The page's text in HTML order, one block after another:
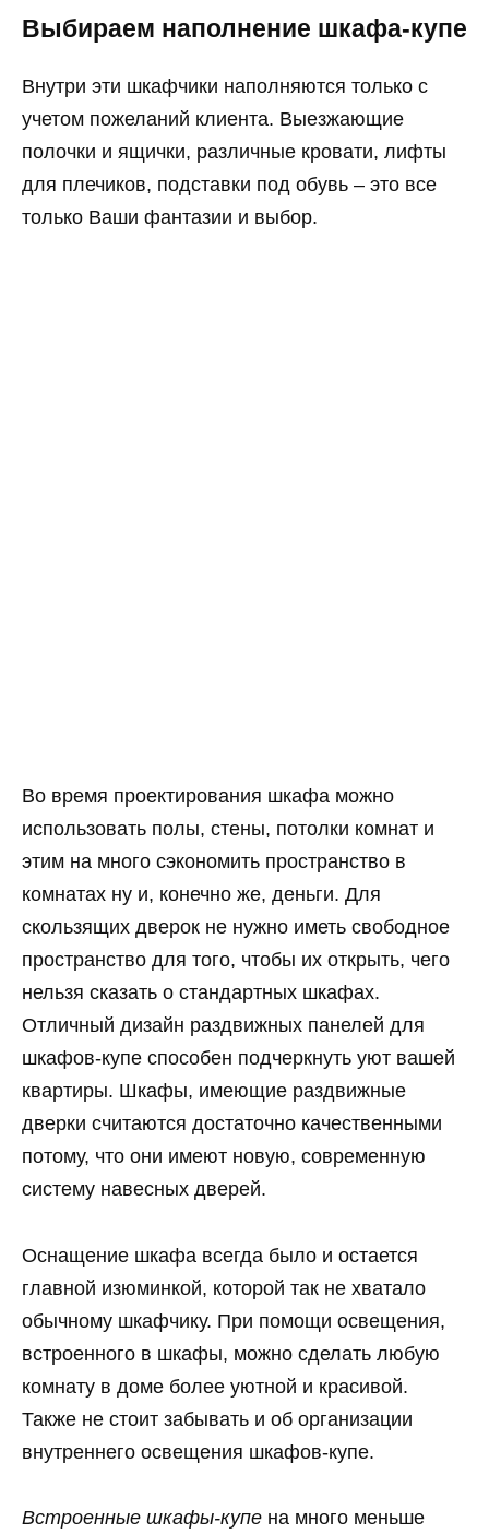
Выбираем наполнение шкафа-купе
Внутри эти шкафчики наполняются только с
учетом пожеланий клиента. Выезжающие
полочки и ящички, различные кровати, лифты
для плечиков, подставки под обувь – это все
только Ваши фантазии и выбор.
Во время проектирования шкафа можно
использовать полы, стены, потолки комнат и
этим на много сэкономить пространство в
комнатах ну и, конечно же, деньги. Для
скользящих дверок не нужно иметь свободное
пространство для того, чтобы их открыть, чего
нельзя сказать о стандартных шкафах.
Отличный дизайн раздвижных панелей для
шкафов-купе способен подчеркнуть уют вашей
квартиры. Шкафы, имеющие раздвижные
дверки считаются достаточно качественными
потому, что они имеют новую, современную
систему навесных дверей.
Оснащение шкафа всегда было и остается
главной изюминкой, которой так не хватало
обычному шкафчику. При помощи освещения,
встроенного в шкафы, можно сделать любую
комнату в доме более уютной и красивой.
Также не стоит забывать и об организации
внутреннего освещения шкафов-купе.
Встроенные шкафы-купе на много меньше